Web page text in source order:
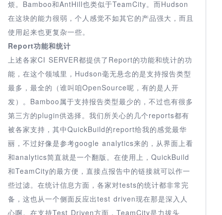
烦。Bamboo和AntHill也类似于TeamCity。而Hudson
在这块的能力很弱，个人感觉不如其它的产品强大，而且
使用起来也更复杂一些。
Report功能和统计
上述各家CI SERVER都提供了Report的功能和统计的功
能，在这个领域里，Hudson毫无悬念的是支持报告类型
最多，最全的（谁叫咱OpenSource呢，有的是人开
发）。Bamboo属于支持报告类型最少的，不过也有很多
第三方的plugin供选择。我们所关心的几个reports都有
被各家支持，其中QuickBuild的report给我的感觉最华
丽，不过好像是参考google analytics来的，从界面上看
和analytics简直就是一个翻版。在使用上，QuickBuild
和TeamCity的最方便，直接点报告中的链接就可以作一
些过滤。在统计信息方面，各家对tests的统计都非常完
备，这也从一个侧面反应出test driven现在那是深入人
心啊。在支持Test Driven方面，TeamCity是力拔头